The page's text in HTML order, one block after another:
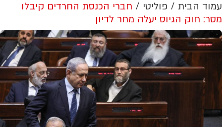
עמוד הבית פוליטי
חברי הכנסת החרדים קיבלו
מסר: חוק הגיוס יעלה מחר לדיון